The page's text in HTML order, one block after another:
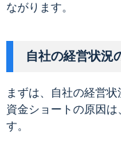
ながります。
自社の経営状況
まずは、自社の経営状
資金ショートの原因
す。